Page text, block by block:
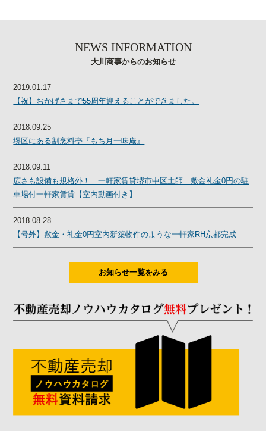
NEWS INFORMATION
大川商事からのお知らせ
2019.01.17
【祝】おかげさまで55周年迎えることができました。
2018.09.25
堺区にある割烹料亭『もち月一味庵』
2018.09.11
広さも設備も規格外！ 一軒家賃貸堺市中区土師 敷金礼金0円の駐
車場付一軒家賃貸【室内動画付き】
2018.08.28
【号外】敷金・礼金0円室内新築物件のような一軒家RH京都完成
お知らせ一覧をみる